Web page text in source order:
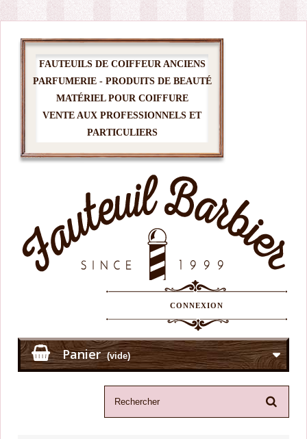
FAUTEUILS DE COIFFEUR ANCIENS
PARFUMERIE - PRODUITS DE BEAUTÉ
MATÉRIEL POUR COIFFURE
VENTE AUX PROFESSIONNELS ET
PARTICULIERS
CONNEXION
Panier (vide)